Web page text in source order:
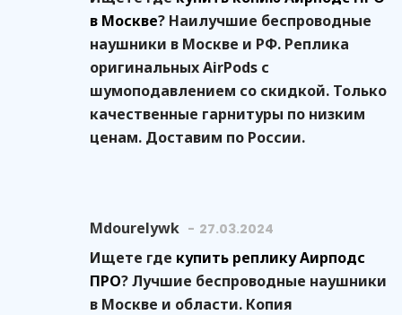
в Москве? Наилучшие беспроводные
наушники в Москве и РФ. Реплика
оригинальных AirPods с
шумоподавлением со скидкой. Только
качественные гарнитуры по низким
ценам. Доставим по России.
Mdourelywk 27.03.2024
Ищете где купить реплику Аирподс
ПРО? Лучшие беспроводные наушники
в Москве и области. Копия